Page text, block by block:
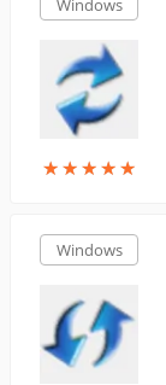
Windows
★★★★★
★★★★★
Windows